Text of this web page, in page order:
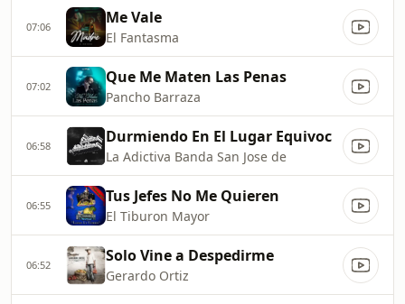
07:06 Me Vale
El Fantasma
07:02 Que Me Maten Las Penas
Pancho Barraza
06:58 Durmiendo En El Lugar Equivoc
La Adictiva Banda San Jose de
06:55 Tus Jefes No Me Quieren
El Tiburon Mayor
06:52 Solo Vine a Despedirme
Gerardo Ortiz